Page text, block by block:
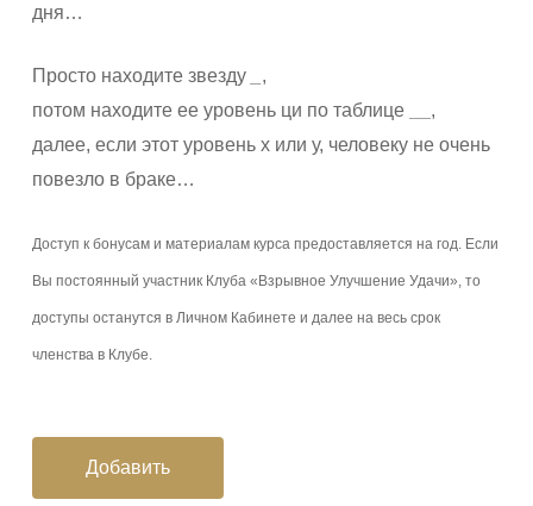
дня…
Просто находите звезду
,
потом находите ее уровень ци по таблице
,
далее, если этот уровень х или у, человеку не очень
повезло в браке…
Доступ к бонусам и материалам курса предоставляется на год. Если
Вы постоянный участник Клуба «Взрывное Улучшение Удачи», то
доступы останутся в Личном Кабинете и далее на весь срок
членства в Клубе.
Добавить